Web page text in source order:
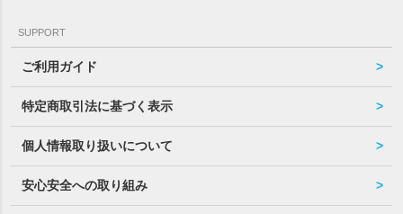
SUPPORT
ご利用ガイド
特定商取引法に基づく表示
個人情報取り扱いについて
安心安全への取り組み